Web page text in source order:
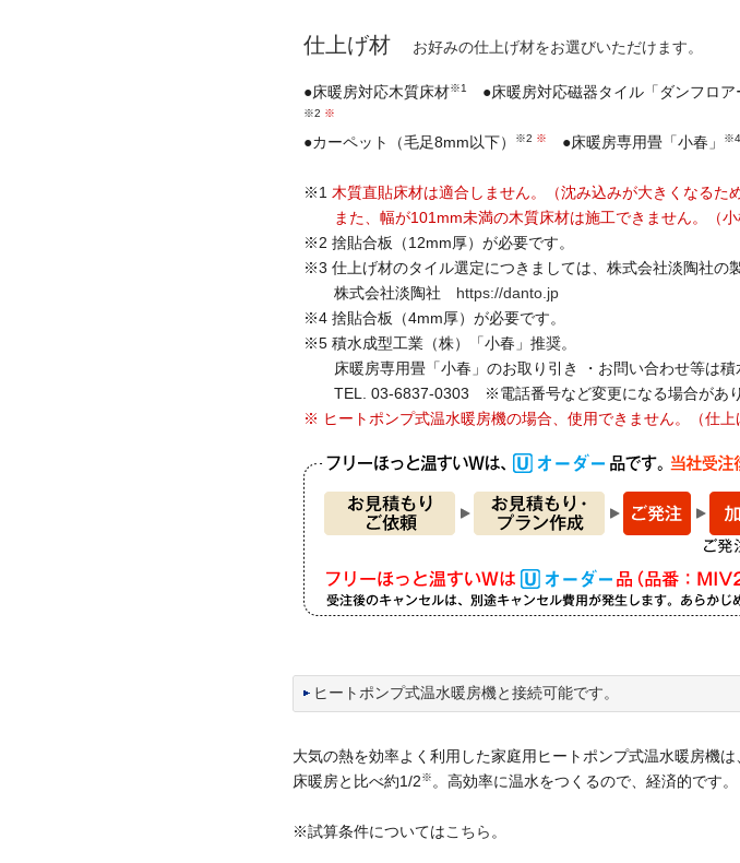
仕上げ材 お好みの仕上げ材をお選びいただけます。
●床暖房対応木質床材※1 ●床暖房対応磁器タイル「ダンフロア
※2 ※
●カーペット（毛足8mm以下） ※2 ※ ●床暖房専用畳「小春」
※1 木質直貼床材は適合しません。（沈み込みが大きくなるため
また、幅が101mm未満の木質床材は施工できません。（小
※2 捨貼合板（12mm厚）が必要です。
※3 仕上げ材のタイル選定につきましては、株式会社淡陶社の
株式会社淡陶社 https://danto.jp
※4 捨貼合板（4mm厚）が必要です。
※5 積水成型工業（株）「小春」推奨。
床暖房専用畳「小春」のお取り引き ・お問い合わせ等は積
TEL. 03-6837-0303 ※電話番号など変更になる場合があり
※ ヒートポンプ式温水暖房機の場合、使用できません。（仕上
ヒートポンプ式温水暖房機と接続可能です。
大気の熱を効率よく利用した家庭用ヒートポンプ式温水暖房機
床暖房と比べ約1/2※ 。高効率に温水をつくるので、経済的です。
※試算条件についてはこちら 。